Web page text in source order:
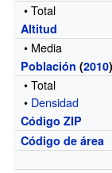
• Total
Altitud
• Media
Población (2010)
• Total
• Densidad
Código ZIP
Código de área